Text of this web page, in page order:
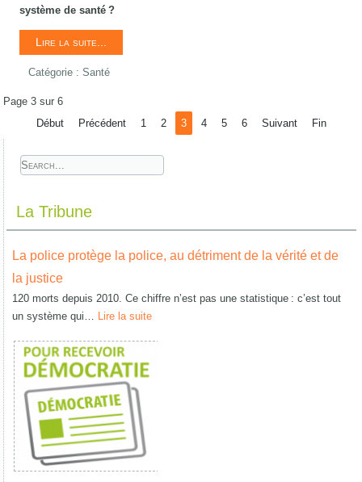
système de santé ?
Lire la suite...
Catégorie :Santé
Page 3 sur 6
Début
Précédent 1 2 3 4 5 6 Suivant Fin
La Tribune
La police protège la police, au détriment de la vérité et de
la justice
120 morts depuis 2010. Ce chiffre n’est pas une statistique : c’est tout
un système qui… Lire la suite